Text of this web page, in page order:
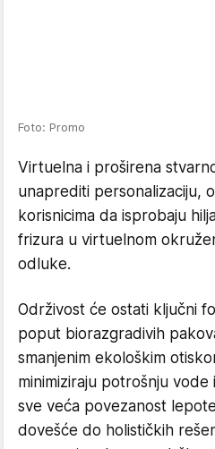
Foto: Promo
Virtuelna i proširena
unaprediti personalizaciju,
korisnicima da isprobaju
frizura u virtuelnom
odluke.
Održivost će ostati ključni
poput biorazgradivih
smanjenim ekološkim
minimiziraju potrošnju
sve veća povezanost
dovešće do holističkih